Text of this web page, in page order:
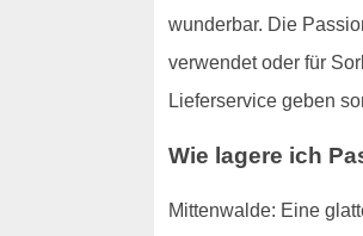
wunderbar. Die
verwendet oder für
Lieferservice geben
Wie lagere ich
Mittenwalde: Eine